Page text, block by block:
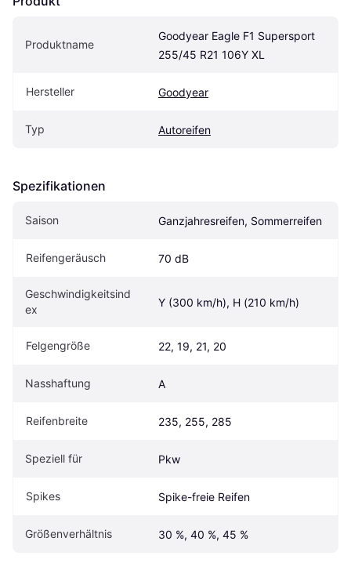
Produktname
Goodyear Eagle F1 Supersport
255/45 R21 106Y XL
Hersteller Goodyear
Typ Autoreifen
Spezifikationen
Saison Ganzjahresreifen, Sommerreifen
Reifengeräusch 70 dB
Geschwindigkeitsind
ex
Y (300 km/h), H (210 km/h)
Felgengröße 22, 19, 21, 20
Nasshaftung A
Reifenbreite 235, 255, 285
Speziell für Pkw
Spikes Spike-freie Reifen
Größenverhältnis 30 %, 40 %, 45 %